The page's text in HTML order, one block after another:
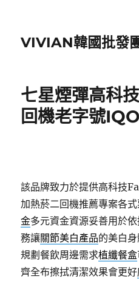
VIVIAN韓國批發
七星煙彈高科
回機老字號
該品牌致力於提供高科技
加熱菸二回機推薦專案各
金多元資金資源妥善用於
務讓關節美白產品的美白
規劃餐飲周邊需求植纖餐盒
齊全布擦拭清潔效果會更好